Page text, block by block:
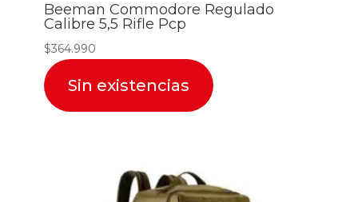
Beeman Commodore Regulado
Calibre 5,5 Rifle Pcp
$364.990
Sin existencias